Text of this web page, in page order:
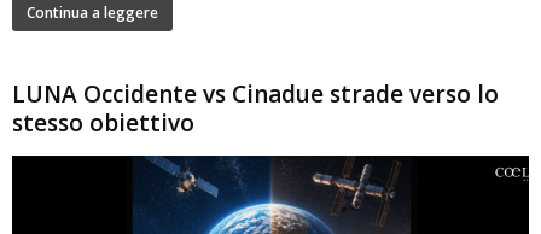
Continua a leggere
LUNA Occidente vs Cinadue strade verso lo
stesso obiettivo